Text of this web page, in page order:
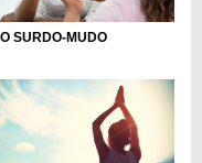
SURDO-MUDO